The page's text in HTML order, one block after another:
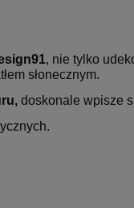
, nie tylko
słonecznym.
doskonale wpisze